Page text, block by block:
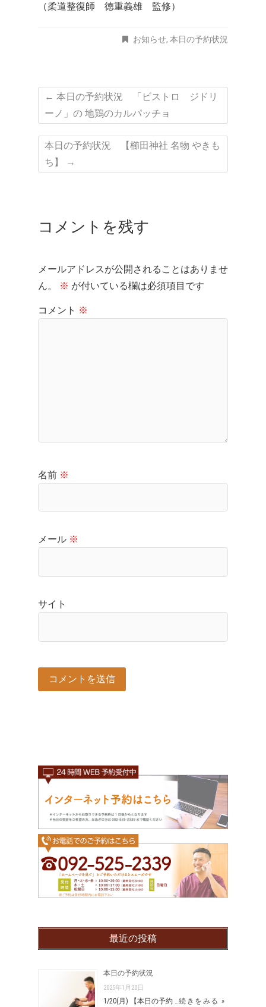
（柔道整復師 徳重義雄 監修）
お知らせ, 本日の予約状況
← 本日の予約状況 「ビストロ ジドリ
ーノ」の 地鶏のカルパッチョ
本日の予約状況 【櫛田神社 名物 やきも
ち】
→
コメントを残す
メールアドレスが公開されることはありませ
ん。
※ が付いている欄は必須項目です
コメント ※
名前 ※
メール ※
サイト
最近の投稿
本日の予約状況
2025年1月20日
1/20(月) 【本日の予約 …続きをみる »